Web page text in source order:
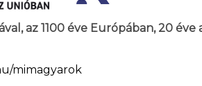
az 1100 éve Európában, 20 éve
mimagyarok